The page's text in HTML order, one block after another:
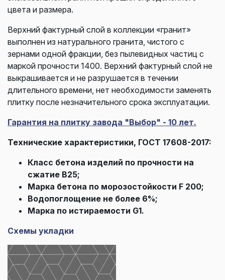
цвета и размера.
Верхний фактурный слой в коллекции «гранит»
выполнен из натурального гранита, чистого с
зернами одной фракции, без пылевидных частиц с
маркой прочности 1400. Верхний фактурный слой не
выкрашивается и не разрушается в течении
длительного времени, нет необходимости заменять
плитку после незначительного срока эксплуатации.
Гарантия на плитку завода "Выбор" - 10 лет.
Технические характеристики, ГОСТ 17608-2017:
Класс бетона изделий по прочности на
сжатие В25;
Марка бетона по морозостойкости F 200;
Водопоглощение не более 6%;
Марка по истираемости G1.
Схемы укладки